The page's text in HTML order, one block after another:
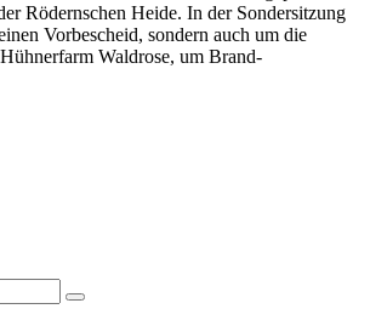
Rödernschen Heide. In der Sondersitzung
Vorbescheid, sondern auch um die
Waldrose, um Brand-